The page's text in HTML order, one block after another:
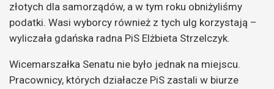
złotych dla samorządów, a w tym roku obniżyliśmy
podatki. Wasi wyborcy również z tych ulg korzystają –
wyliczała gdańska radna PiS Elżbieta Strzelczyk.
Wicemarszałka Senatu nie było jednak na miejscu.
Pracownicy, których działacze PiS zastali w biurze